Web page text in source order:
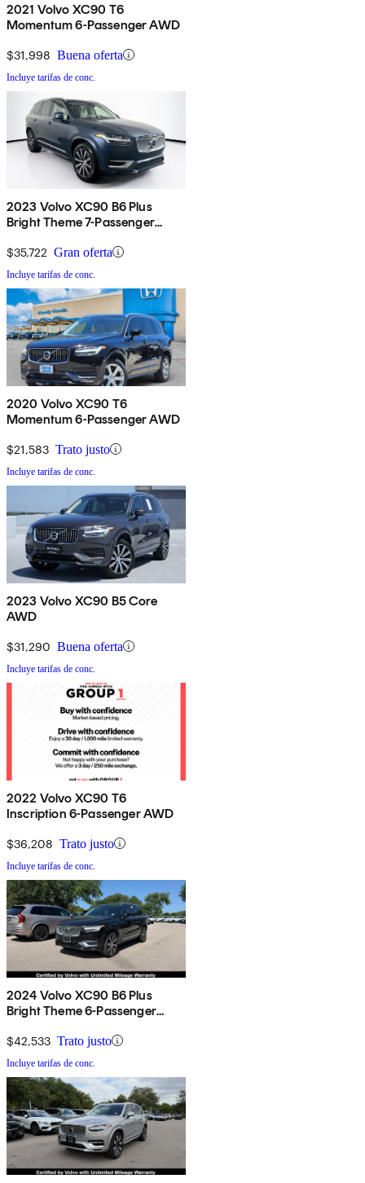
2021 Volvo XC90 T6
Momentum 6-Passenger AWD
$31,998 Buena oferta
Incluye tarifas de conc.
2023 Volvo XC90 B6 Plus
Bright Theme 7-Passenger
$35,722 Gran oferta
Incluye tarifas de conc.
2020 Volvo XC90 T6
Momentum 6-Passenger AWD
$21,583 Trato justo
Incluye tarifas de conc.
2023 Volvo XC90 B5 Core
AWD
$31,290 Buena oferta
Incluye tarifas de conc.
2022 Volvo XC90 T6
Inscription 6-Passenger AWD
$36,208 Trato justo
Incluye tarifas de conc.
2024 Volvo XC90 B6 Plus
Bright Theme 6-Passenger
$42,533 Trato justo
Incluye tarifas de conc.